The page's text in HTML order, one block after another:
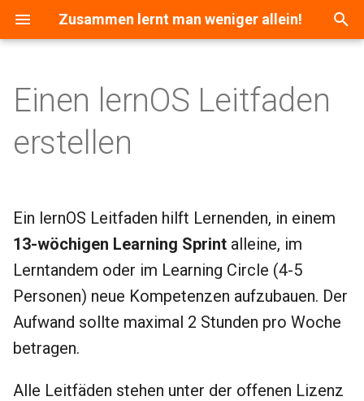
Zusammen lernt man weniger allein!
c
h
d
n
Was macht einen guten
Leitfaden aus?
Lebenszyklus eines lernOS
Leitfadens
Technische Produktionskette
Fragen und Unterstützung
Einen lernOS Leitfaden
erstellen
Ein lernOS Leitfaden hilft Lernenden, in einem
13-wöchigen Learning Sprint alleine, im
Lerntandem oder im Learning Circle (4-5
Personen) neue Kompetenzen aufzubauen. Der
Aufwand sollte maximal 2 Stunden pro Woche
betragen.
Alle Leitfäden stehen unter der offenen Lizenz